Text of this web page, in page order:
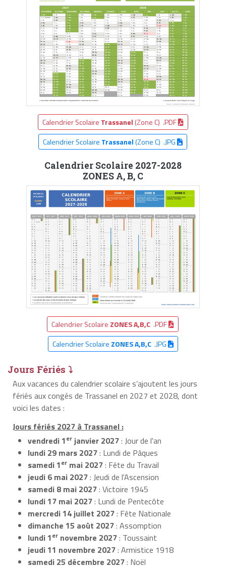
Calendrier Scolaire Trassanel (Zone C) .PDF
Calendrier Scolaire Trassanel(Zone C) .JPG
Calendrier Scolaire 2027-2028
ZONES A, B, C
Calendrier Scolaire ZONES A,B,C .PDF
Calendrier Scolaire ZONES A,B,C.JPG
Jours Fériés ⤵
Aux vacances du calendrier scolaire s’ajoutent les jours
fériés aux congés de Trassanel en 2027 et 2028, dont
voici les dates :
Jours fériés 2027 à Trassanel :
vendredi 1er janvier 2027: Jour de l'an
lundi 29 mars 2027: Lundi de Pâques
samedi 1er mai 2027: Fête du Travail
jeudi 6 mai 2027: Jeudi de l'Ascension
samedi 8 mai 2027: Victoire 1945
lundi 17 mai 2027: Lundi de Pentecôte
mercredi 14 juillet 2027: Fête Nationale
dimanche 15 août 2027: Assomption
lundi 1er novembre 2027: Toussaint
jeudi 11 novembre 2027: Armistice 1918
samedi 25 décembre 2027: Noël